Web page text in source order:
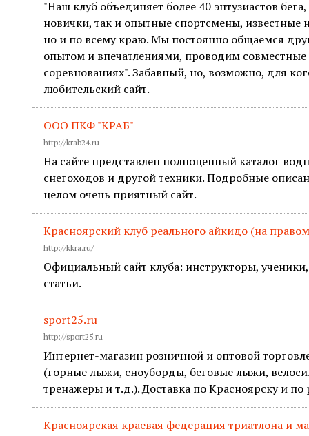
"Наш клуб объединяет более 40 энтузиастов
новички, так и опытные спортсмены, известные
но и по всему краю. Мы постоянно общаемся
опытом и впечатлениями, проводим совместные
соревнованиях". Забавный, но, возможно, для
любительский сайт.
ООО ПКФ "КРАБ"
http://krab24.ru
На сайте представлен полноценный каталог
снегоходов и другой техники. Подробные
целом очень приятный сайт.
Красноярский клуб реального айкидо (на
http://kkra.ru/
Официальный сайт клуба: инструкторы,
статьи.
sport25.ru
http://sport25.ru
Интернет-магазин розничной и оптовой
(горные лыжи, сноуборды, беговые лыжи,
тренажеры и т.д.). Доставка по Красноярску и
Красноярская краевая федерация триатлона и